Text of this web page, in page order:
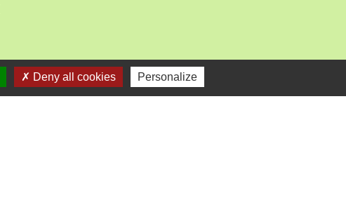
Deny all cookies Personalize